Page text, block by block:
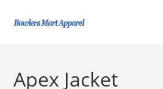
Apex Jacket